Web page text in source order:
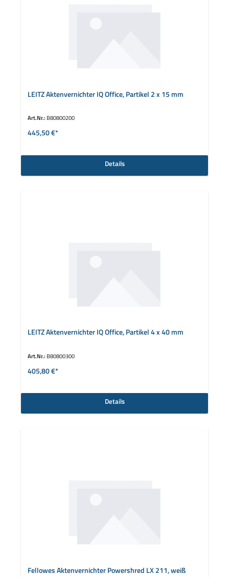
LEITZ Aktenvernichter IQ Office, Partikel 2 x 15 mm
Art.Nr.: B80800200
445,50 €*
Details
LEITZ Aktenvernichter IQ Office, Partikel 4 x 40 mm
Art.Nr.: B80800300
405,80 €*
Details
Fellowes Aktenvernichter Powershred LX 211, weiß